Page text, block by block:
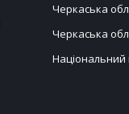
Черкаська
Черкаська
Національний